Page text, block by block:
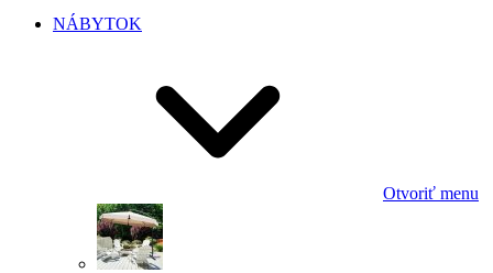
NÁBYTOK
Otvoriť menu